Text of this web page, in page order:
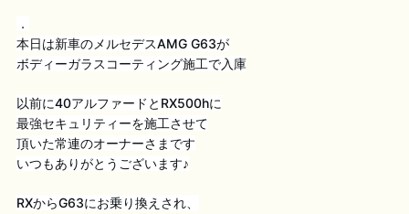
．
本日は新車のメルセデスAMG G63が
ボディーガラスコーティング施工で入庫
以前に40アルファードとRX500hに
最強セキュリティーを施工させて
頂いた常連のオーナーさまです
いつもありがとうございます♪
RXからG63にお乗り換えされ、